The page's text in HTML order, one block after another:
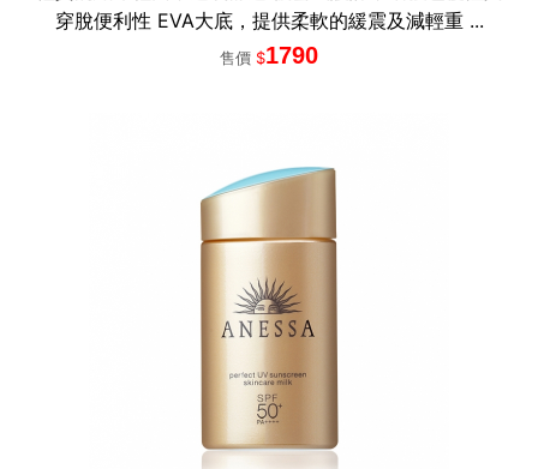
穿脫便利性 EVA大底，提供柔軟的緩震及減輕重 ...
售價 $1790